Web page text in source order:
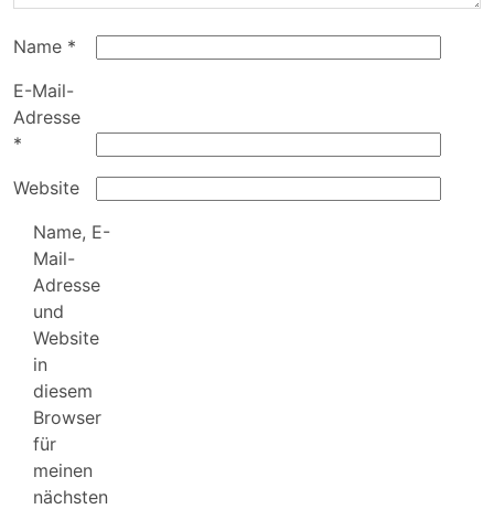
Name *
E-Mail-
Adresse
*
Website
Name, E-
Mail-
Adresse
und
Website
in
diesem
Browser
für
meinen
nächsten